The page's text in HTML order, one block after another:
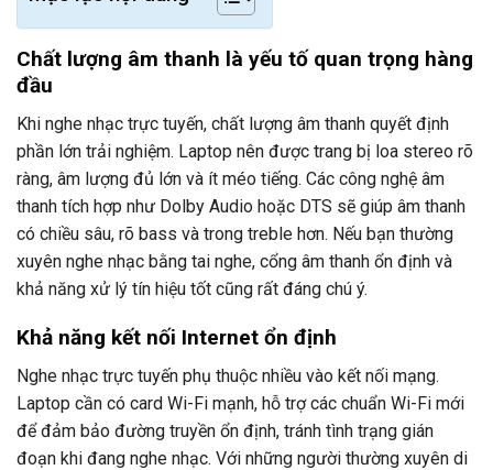
Chất lượng âm thanh là yếu tố quan trọng hàng
đầu
Khi nghe nhạc trực tuyến, chất lượng âm thanh quyết định
phần lớn trải nghiệm. Laptop nên được trang bị loa stereo rõ
ràng, âm lượng đủ lớn và ít méo tiếng. Các công nghệ âm
thanh tích hợp như Dolby Audio hoặc DTS sẽ giúp âm thanh
có chiều sâu, rõ bass và trong treble hơn. Nếu bạn thường
xuyên nghe nhạc bằng tai nghe, cổng âm thanh ổn định và
khả năng xử lý tín hiệu tốt cũng rất đáng chú ý.
Khả năng kết nối Internet ổn định
Nghe nhạc trực tuyến phụ thuộc nhiều vào kết nối mạng.
Laptop cần có card Wi-Fi mạnh, hỗ trợ các chuẩn Wi-Fi mới
để đảm bảo đường truyền ổn định, tránh tình trạng gián
đoạn khi đang nghe nhạc. Với những người thường xuyên di